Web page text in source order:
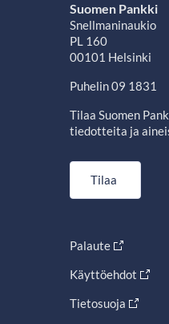
Suomen Pankki
Snellmaninaukio
PL 160
00101 Helsinki
Puhelin 09 1831
Tilaa Suomen
tiedotteita ja
Tilaa
Palaute
Käyttöehdot
Tietosuoja